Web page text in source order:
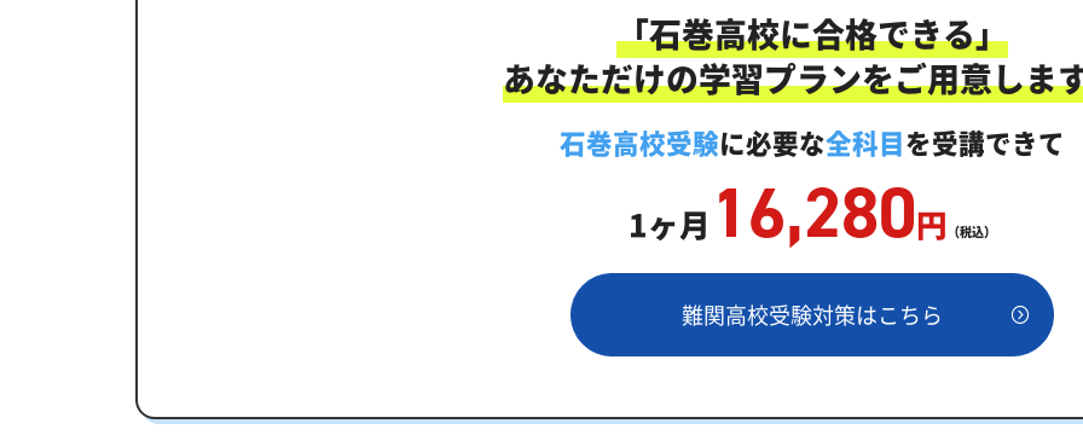
生徒にピッタリ合った「石巻高校対策のオーダーメイドカリキュラム」だから成果が出る！
カリキュラムや料金についてお気軽にご相談ください
石巻高校合格に必要な内申点の目安
「石巻高校に合格できる」
あなただけの学習プランをご用意しま
石巻高校受験に必要な全科目を受講できて
1ヶ月 16,280円 （税込）
難関高校受験対策はこちら